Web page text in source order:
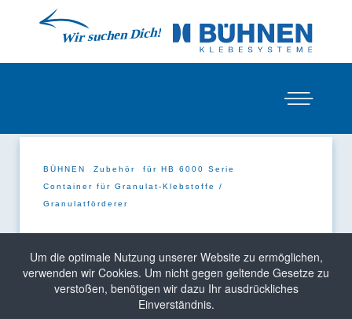
BÜHNEN Zubehör
für HB 6000 Serie
Container für Granulat-Klebstoffe /
Granulatförderer
Granulatförderer
Um die optimale Nutzung unserer Website zu ermöglichen,
verwenden wir Cookies. Um nicht gegen geltende Gesetze zu
verstoßen, benötigen wir dazu Ihr ausdrückliches
Einverständnis.